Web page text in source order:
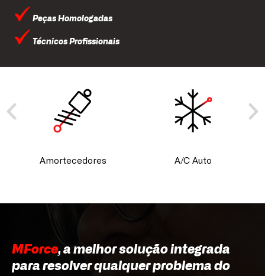
Peças Homologadas
Técnicos Profissionais
Amortecedores A/C Auto
MForce, a melhor solução integrada
para resolver qualquer problema do